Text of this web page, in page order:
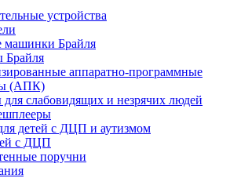
устройства
Брайля
Брайля
аппаратно-программные
(АПК)
слабовидящих и незрячих людей
детей с ДЦП и аутизмом
с ДЦП
поручни